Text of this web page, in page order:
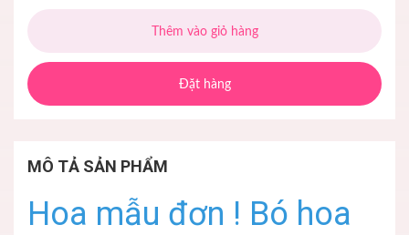
Thêm vào giỏ hàng
Đặt hàng
MÔ TẢ SẢN PHẨM
Hoa mẫu đơn ! Bó hoa